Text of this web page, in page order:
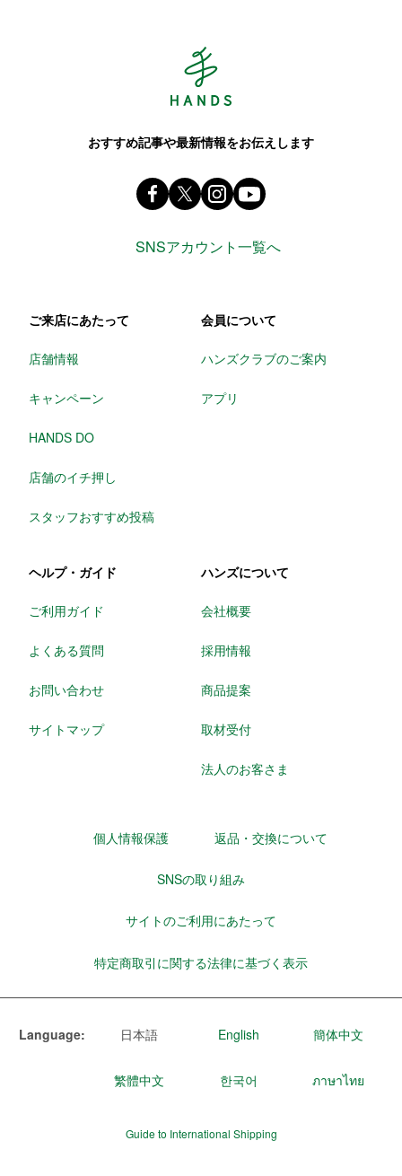
おすすめ記事や最新情報をお伝えします
Facebook ハンズ公式ファンページ
X(旧 twitter) @Hands_official_
instagram
SNSアカウント一覧へ
ご来店にあたって
店舗情報
キャンペーン
HANDS DO
店舗のイチ押し
スタッフおすすめ投稿
会員について
ハンズクラブのご案内
アプリ
ヘルプ・ガイド
ご利用ガイド
よくある質問
お問い合わせ
サイトマップ
ハンズについて
会社概要
採用情報
商品提案
取材受付
法人のお客さま
個人情報保護 返品・交換について
SNSの取り組み
サイトのご利用にあたって
特定商取引に関する法律に基づく表示
Language: 日本語 English 簡体中文
繁體中文 한국어 ภาษาไทย
Guide to International Shipping